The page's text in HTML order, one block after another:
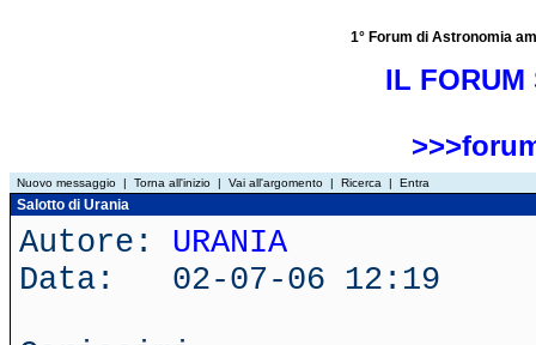
1° Forum di Astronomia
IL FORUM
Nuovo messaggio | Torna all'inizio | Vai all'argomento | Ricerca | Entra
Salotto di Urania
Autore: URANIA
Data: 02-07-06 12:19